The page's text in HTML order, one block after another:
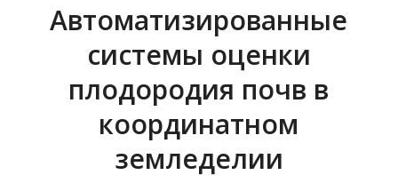
Автоматизированные
системы оценки
плодородия почв в
координатном
земледелии